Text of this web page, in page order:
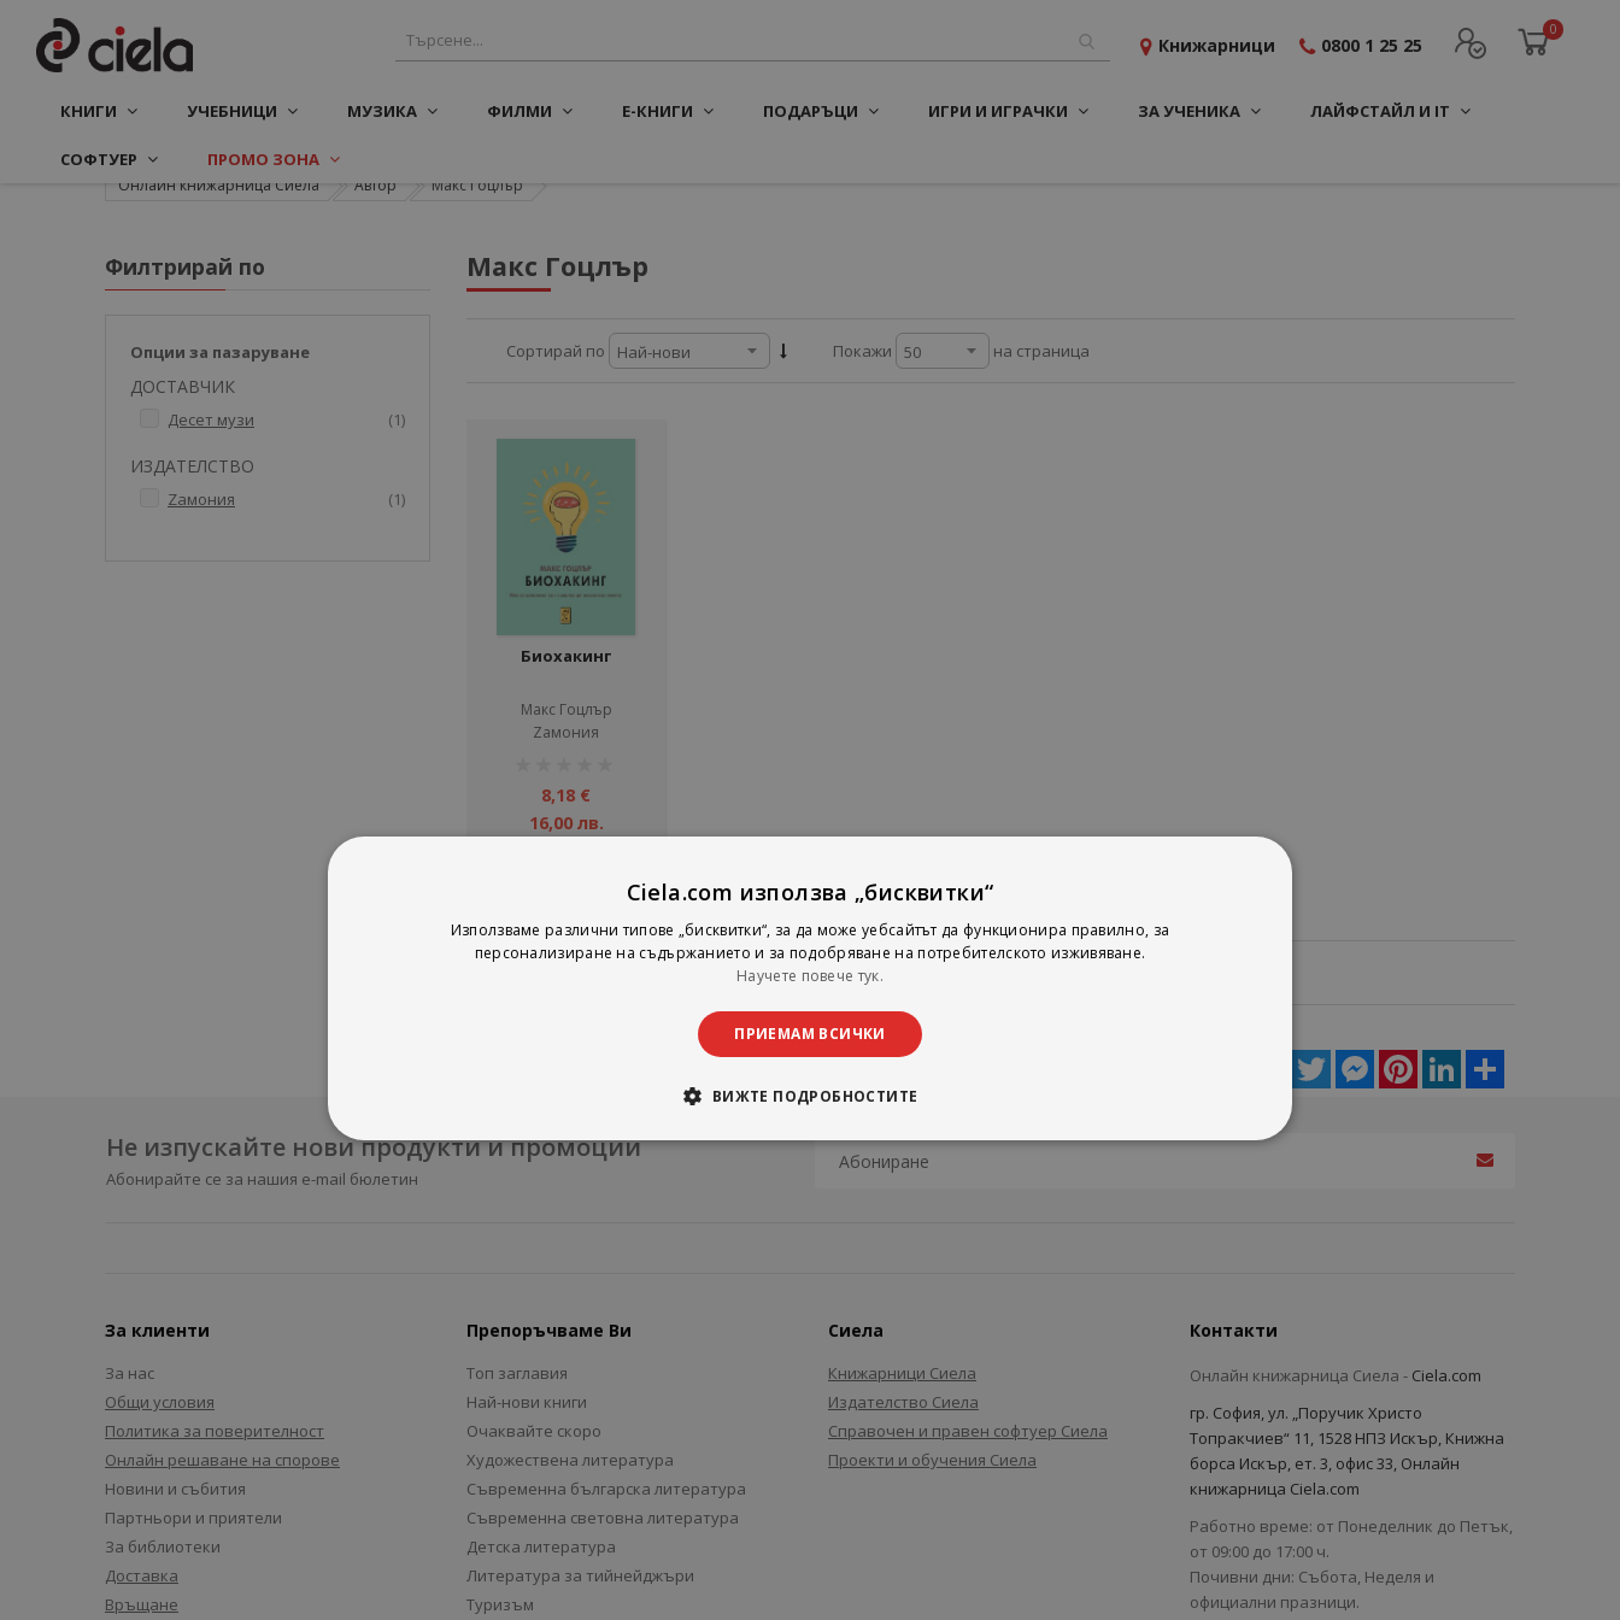
0
Книжарници 0800 1 25 25
КНИГИ УЧЕБНИЦИ МУЗИКА ФИЛМИ Е-КНИГИ ПОДАРЪЦИ ИГРИ И ИГРАЧКИ ЗА УЧЕНИКА ЛАЙФСТАЙЛ И IT
СОФТУЕР ПРОМО ЗОНА
Онлайн книжарница Сиела Автор Макс Гоцлър
Макс Гоцлър
Сортирай по Покажи на страница
Биохакинг
Макс Гоцлър
Zамония
8,18 €
16,00 лв.
Покажи
Facebook
Twitter MessengerPinterestLinkedIn
Филтрирай по
Опции за пазаруване
ДОСТАВЧИК
Десет музи 1артикул
ИЗДАТЕЛСТВО
Zамония 1артикул
Не изпускайте нови продукти и промоции
Абонирайте се за нашия e-mail бюлетин
За клиенти
За нас
Общи условия
Политика за поверителност
Онлайн решаване на спорове
Новини и събития
Партньори и приятели
За библиотеки
Доставка
Връщане
Препоръчваме Ви
Топ заглавия
Най-нови книги
Очаквайте скоро
Художествена литература
Съвременна българска литература
Съвременна световна литература
Детска литература
Литература за тийнейджъри
Туризъм
Сиела
Книжарници Сиела
Издателство Сиела
Справочен и правен софтуер Сиела
Проекти и обучения Сиела
Контакти
Онлайн книжарница Сиела - Ciela.com
гр. София, ул. „Поручик Христо
Топракчиев“ 11, 1528 НПЗ Искър, Книжна
борса Искър, ет. 3, офис 33, Онлайн
книжарница Ciela.com
Работно време: от Понеделник до Петък,
от 09:00 до 17:00 ч.
Почивни дни: Събота, Неделя и
официални празници.
Ciela.com използва „бисквитки“
Използваме различни типове „бисквитки“, за да може уебсайтът да функционира правилно, за
персонализиране на съдържанието и за подобряване на потребителското изживяване.
Научете повече тук.
ПРИЕМАМ ВСИЧКИ
ВИЖТЕ ПОДРОБНОСТИТЕ